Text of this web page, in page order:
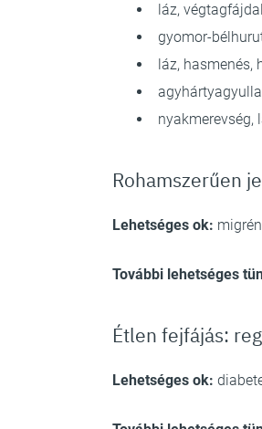
láz,
gyomor-
láz, hasmenés,
nyakmerevség,
Rohamszerűen
Lehetséges ok: migrén
További lehetséges
Étlen fejfájás:
Lehetséges ok: